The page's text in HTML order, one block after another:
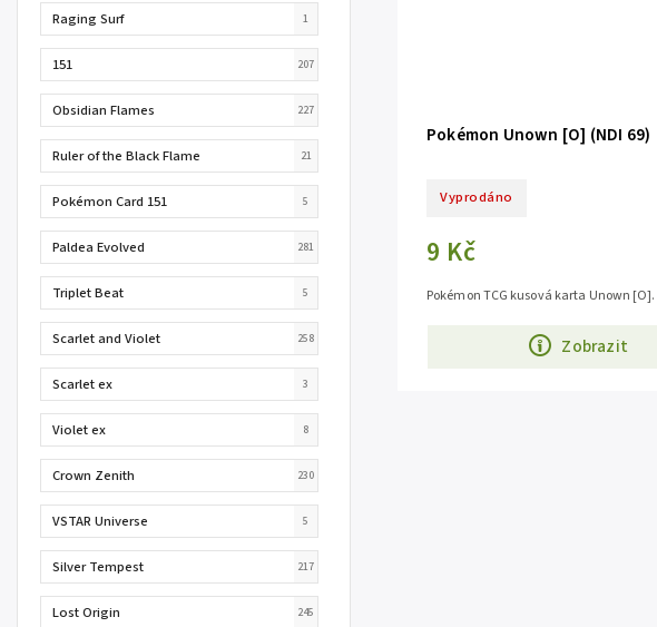
Raging Surf 1
151 207
Obsidian Flames 227
Ruler of the Black Flame 21
Pokémon Card 151 5
Paldea Evolved 281
Triplet Beat 5
Scarlet and Violet 258
Scarlet ex 3
Violet ex 8
Crown Zenith 230
VSTAR Universe 5
Silver Tempest 217
Lost Origin 245
Pokémon Unown [O] (NDI 69)
Vyprodáno
9 Kč
Zobrazit
Pokémon TCG kusová karta Unown [O].